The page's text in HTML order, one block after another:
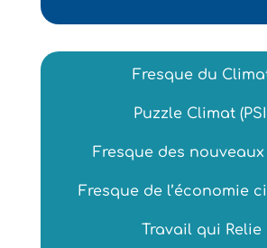
Fresque du
Puzzle Climat
Fresque des
Fresque de l’économie
Travail qui Relie